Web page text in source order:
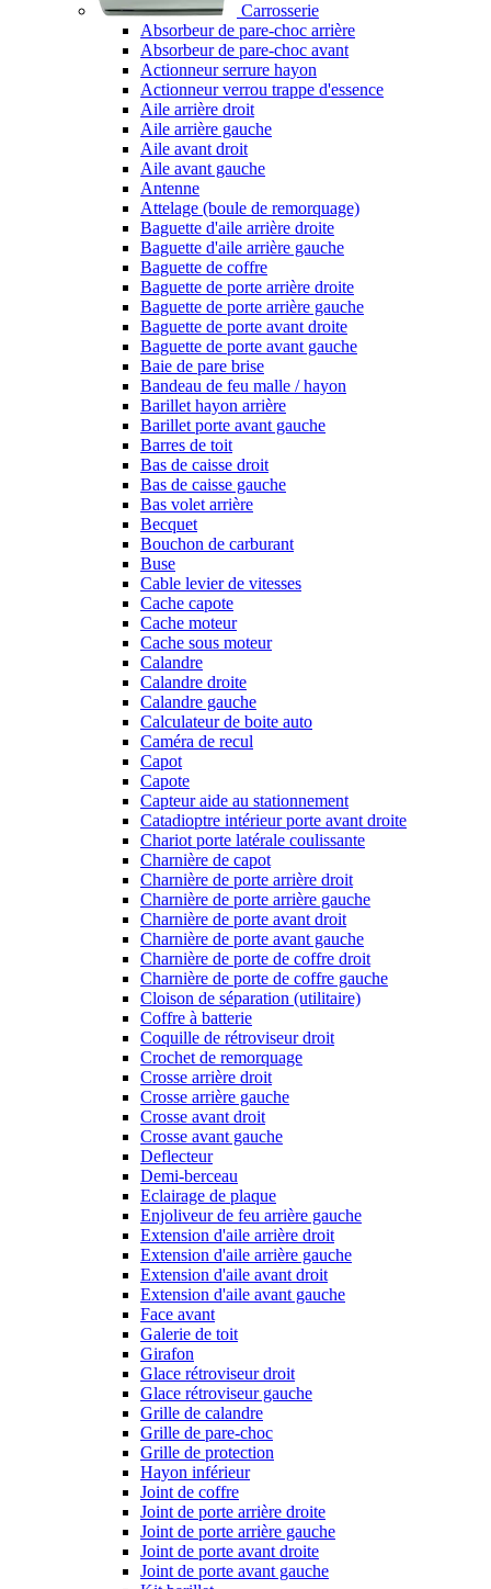
Carrosserie
Absorbeur de pare-choc arrière
Absorbeur de pare-choc avant
Actionneur serrure hayon
Actionneur verrou trappe d'essence
Aile arrière droit
Aile arrière gauche
Aile avant droit
Aile avant gauche
Antenne
Attelage (boule de remorquage)
Baguette d'aile arrière droite
Baguette d'aile arrière gauche
Baguette de coffre
Baguette de porte arrière droite
Baguette de porte arrière gauche
Baguette de porte avant droite
Baguette de porte avant gauche
Baie de pare brise
Bandeau de feu malle / hayon
Barillet hayon arrière
Barillet porte avant gauche
Barres de toit
Bas de caisse droit
Bas de caisse gauche
Bas volet arrière
Becquet
Bouchon de carburant
Buse
Cable levier de vitesses
Cache capote
Cache moteur
Cache sous moteur
Calandre
Calandre droite
Calandre gauche
Calculateur de boite auto
Caméra de recul
Capot
Capote
Capteur aide au stationnement
Catadioptre intérieur porte avant droite
Chariot porte latérale coulissante
Charnière de capot
Charnière de porte arrière droit
Charnière de porte arrière gauche
Charnière de porte avant droit
Charnière de porte avant gauche
Charnière de porte de coffre droit
Charnière de porte de coffre gauche
Cloison de séparation (utilitaire)
Coffre à batterie
Coquille de rétroviseur droit
Crochet de remorquage
Crosse arrière droit
Crosse arrière gauche
Crosse avant droit
Crosse avant gauche
Deflecteur
Demi-berceau
Eclairage de plaque
Enjoliveur de feu arrière gauche
Extension d'aile arrière droit
Extension d'aile arrière gauche
Extension d'aile avant droit
Extension d'aile avant gauche
Face avant
Galerie de toit
Girafon
Glace rétroviseur droit
Glace rétroviseur gauche
Grille de calandre
Grille de pare-choc
Grille de protection
Hayon inférieur
Joint de coffre
Joint de porte arrière droite
Joint de porte arrière gauche
Joint de porte avant droite
Joint de porte avant gauche